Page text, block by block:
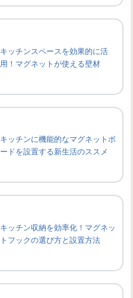
キッチンスペースを効果的に活
用！マグネットが使える壁材
キッチンに機能的なマグネットボ
ードを設置する新生活のススメ
キッチン収納を効率化！マグネッ
トフックの選び方と設置方法